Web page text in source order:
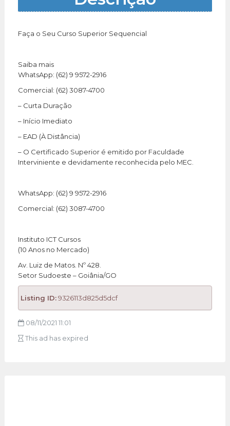
Faça o Seu Curso Superior Sequencial
Saiba mais
WhatsApp: (62) 9 9572-2916
Comercial: (62) 3087-4700
– Curta Duração
– Início Imediato
– EAD (À Distância)
– O Certificado Superior é emitido por Faculdade
Interviniente e devidamente reconhecida pelo MEC.
WhatsApp: (62) 9 9572-2916
Comercial: (62) 3087-4700
Instituto ICT Cursos
(10 Anos no Mercado)
Av. Luiz de Matos. Nº 428.
Setor Sudoeste – Goiânia/GO
Listing ID:9326113d825d5dcf
08/11/2021 11:01
This ad has expired